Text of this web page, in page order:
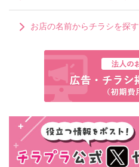
お店の名前からチラシを探す